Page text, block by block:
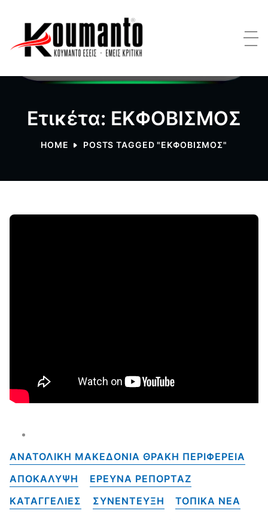
Ετικέτα: ΕΚΦΟΒΙΣΜΟΣ
HOME POSTS TAGGED "ΕΚΦΟΒΙΣΜΟΣ"
ΑΝΑΤΟΛΙΚΗ ΜΑΚΕΔΟΝΙΑ ΘΡΑΚΗ ΠΕΡΙΦΕΡΕΙΑ
ΑΠΟΚΑΛΥΨΗ
ΕΡΕΥΝΑ ΡΕΠΟΡΤΑΖ
ΚΑΤΑΓΓΕΛΙΕΣ
ΣΥΝΕΝΤΕΥΞΗ ΤΟΠΙΚΑ NEA